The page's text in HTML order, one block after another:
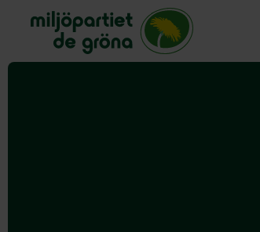
Miljöpartiet de gröna, startsida